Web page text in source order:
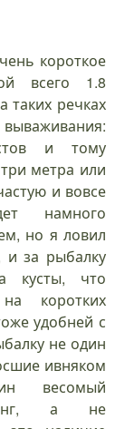
короткое
всего 1.8
таких речках
и тому
метра или
и вовсе
намного
но я ловил
и за рыбалку
кусты, что
коротких
удобней с
не один
ивняком
весомый
а не